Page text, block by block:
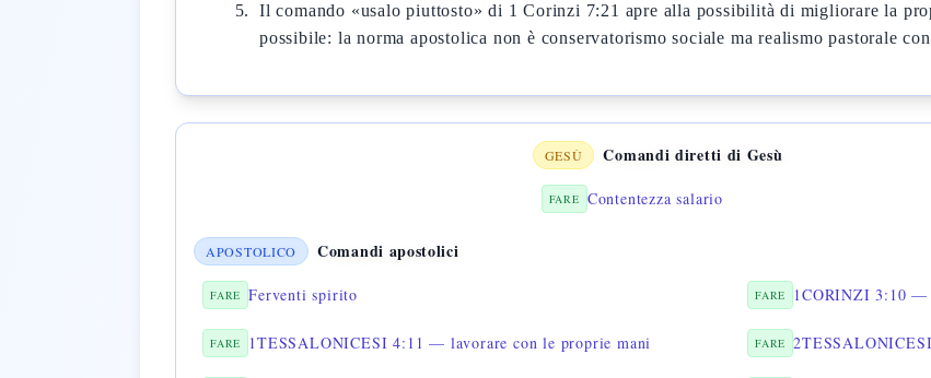
Il comando «usalo piuttosto» di 1 Corinzi 7:21 apre alla possibilità di migliorare la
possibile: la norma apostolica non è conservatorismo sociale ma realismo pastorale
GESÙ Comandi diretti di Gesù
FARE Contentezza salario
APOSTOLICO Comandi apostolici
FARE Ferventi spirito FARE 1CORINZI 3:10 —
FARE 1TESSALONICESI 4:11 — lavorare con le proprie mani FARE